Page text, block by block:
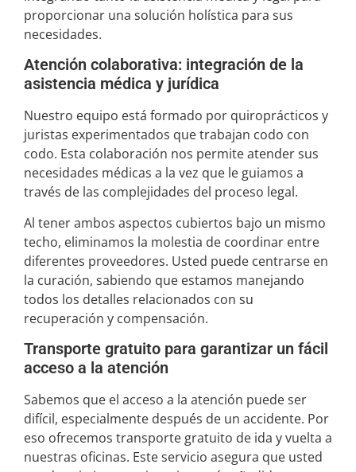
proporcionar una solución holística para sus
necesidades.
Atención colaborativa: integración de la
asistencia médica y jurídica
Nuestro equipo está formado por quiroprácticos y
juristas experimentados que trabajan codo con
codo. Esta colaboración nos permite atender sus
necesidades médicas a la vez que le guiamos a
través de las complejidades del proceso legal.
Al tener ambos aspectos cubiertos bajo un mismo
techo, eliminamos la molestia de coordinar entre
diferentes proveedores. Usted puede centrarse en
la curación, sabiendo que estamos manejando
todos los detalles relacionados con su
recuperación y compensación.
Transporte gratuito para garantizar un fácil
acceso a la atención
Sabemos que el acceso a la atención puede ser
difícil, especialmente después de un accidente. Por
eso ofrecemos transporte gratuito de ida y vuelta a
nuestras oficinas. Este servicio asegura que usted